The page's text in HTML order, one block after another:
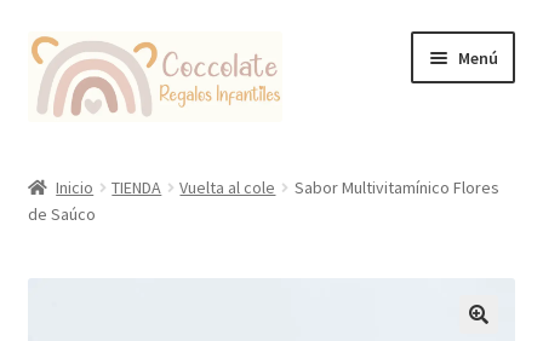
Ir
la
Ir
contenido
Menú
Coccolate Puericultura y Juguetería Educativa
Inicio TIENDA Vuelta al cole
Sabor Multivitamínico Flores
de Saúco